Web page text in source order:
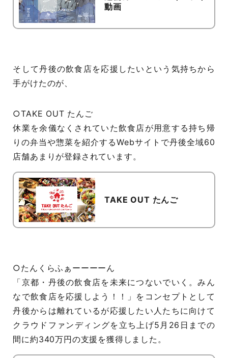
動画
そして丹後の飲食店を応援したいという気持ちから
手がけたのが、
○TAKE OUT たんご
休業を余儀なくされていた飲食店が用意する持ち帰
りの弁当や惣菜を紹介するWebサイトで丹後全域60
店舗あまりが登録されています。
TAKE OUT たんご
○たんくらふぁーーーーん
「京都・丹後の飲食店を未来につないでいく。みん
なで飲食店を応援しよう！！」をコンセプトとして
丹後からは離れているが応援したい人たちに向けて
クラウドファンディングを立ち上げ5月26日までの
間に約340万円の支援を獲得しました。